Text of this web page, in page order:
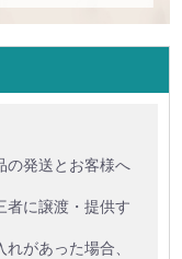
の発送とお客様へ
者に譲渡・提供す
があった場合、